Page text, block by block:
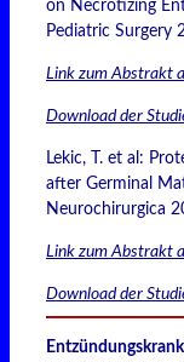
on Necrotizing
Pediatric Surgery
Link zum Abstrakt
Download der
Lekic, T. et al:
after Germinal
Neurochirurgica
Link zum Abstrakt
Download der